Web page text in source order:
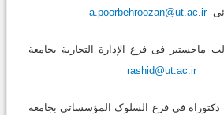
a.poorbehroozan@ut.ac.ir
ماجستیر فی فرع الإدارة التجاریة بجامعة
rashid@ut.ac.ir
فی فرع السلوک المؤسساتی بجامعة